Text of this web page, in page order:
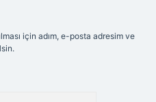
için adım, e-posta adresim ve